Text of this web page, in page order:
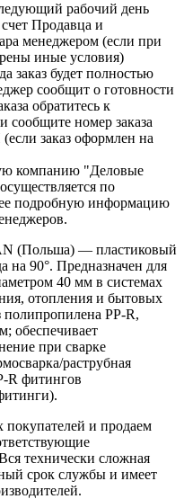
рабочий день
Продавца и
менеджером (если при
иные условия)
заказ будет полностью
сообщит о готовности
обратитесь к
сообщите номер заказа
заказ оформлен на
компанию "Деловые
по
подробную информацию
(Польша) — пластиковый
на 90°. Предназначен для
40 мм в системах
отопления и бытовых
PP‑R,
обеспечивает
при сварке
раструбная
фитингов
и продаем
технически сложная
срок службы и имеет